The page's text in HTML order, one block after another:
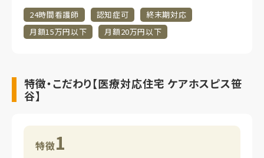
24時間看護師 認知症可
終末期対応
月額15万円以下
月額20万円以下
特徴・こだわり【医療対応住宅 ケアホスピス笹
谷】
特徴1